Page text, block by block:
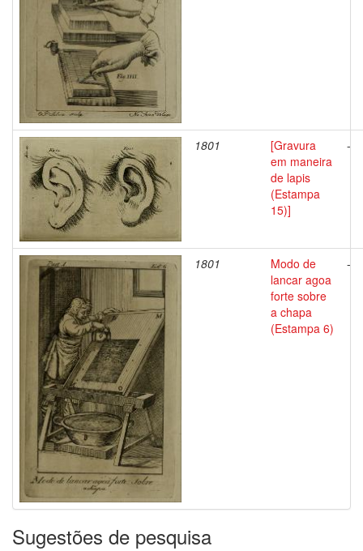
1801
[Gravura
em maneira
de lapis
(Estampa
15)]
-
1801
Modo de
lancar agoa
forte sobre
a chapa
(Estampa 6)
-
Sugestões de pesquisa